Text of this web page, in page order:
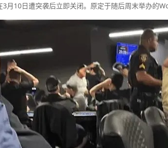
月10日遭突袭后立即关闭。原定于随后周末举办的